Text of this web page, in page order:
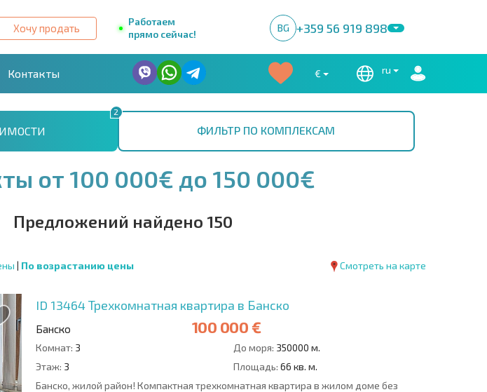
Хочу продать
Работаем
прямо сейчас!
BG +359 56 919 898
Контакты € ru
2
ФИЛЬТР ПО КОМПЛЕКСАМ
от 100 000€ до 150 000€
Предложений найдено 150
| По возрастанию цены Смотреть на карте
ID 13464Трехкомнатная квартира в Банско
Банско 100 000 €
Комнат: 3 До моря: 350000 м.
Этаж: 3 Площадь: 66 кв. м.
Банско, жилой район! Компактная трехкомнатная квартира в жилом доме без